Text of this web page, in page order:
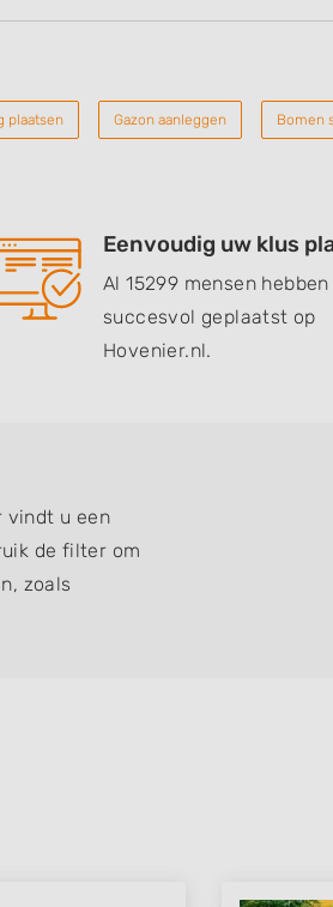
plaatsen Gazon aanleggen Bomen
Eenvoudig uw klus
Al 15299 mensen
succesvol geplaatst op
Hovenier.nl.
vindt u een
de filter om
zoals